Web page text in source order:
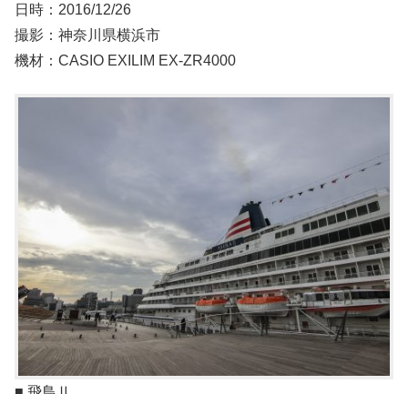
日時：2016/12/26
撮影：神奈川県横浜市
機材：CASIO EXILIM EX-ZR4000